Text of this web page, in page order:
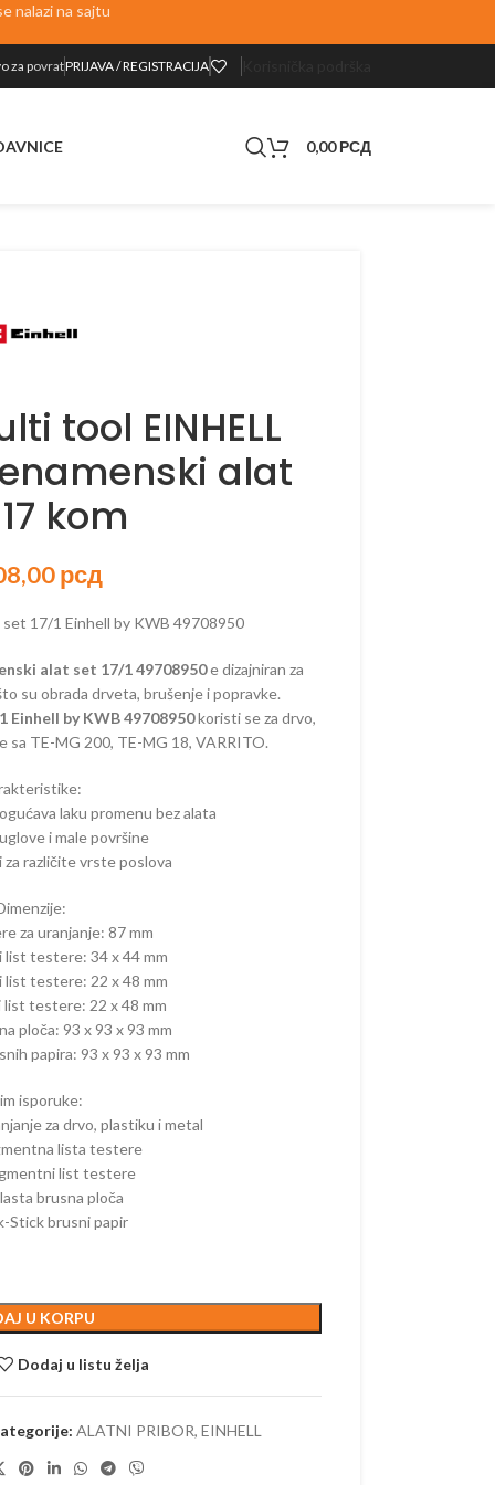
nalazi na sajtu
za povratPRIJAVA / REGISTRACIJA
PROGRAM
OGRADU –
–
KOSAČICE –
0,00РСД
tool EINHELL
alat
kom
рсд
set 17/1 Einhell by KWB 49708950
alat set 17/1 49708950e dizajniran za
su obrada drveta, brušenje i popravke.
Einhell by KWB 49708950koristi se za drvo,
sa TE-MG 200, TE-MG 18, VARRITO.
laku promenu bez alata
i male površine
različite vrste poslova
za uranjanje: 87 mm
list testere: 34 x 44 mm
list testere: 22 x 48 mm
testere: 22 x 48 mm
ploča: 93 x 93 x 93 mm
papira: 93 x 93 x 93 mm
isporuke:
za drvo, plastiku i metal
lista testere
list testere
brusna ploča
Stick brusni papir
U KORPU
Dodaj u listu želja
ALATNI PRIBOR, EINHELL